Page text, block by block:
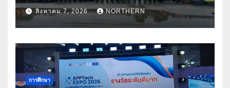
ด้านการบรรเทาสาธารณภัย
สิงหาคม 7, 2026 NORTHERN
การศึกษา